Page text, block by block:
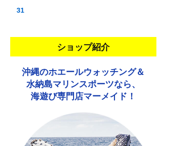
31
ショップ紹介
沖縄のホエールウォッチング＆
水納島マリンスポーツなら、
海遊び専門店マーメイド！